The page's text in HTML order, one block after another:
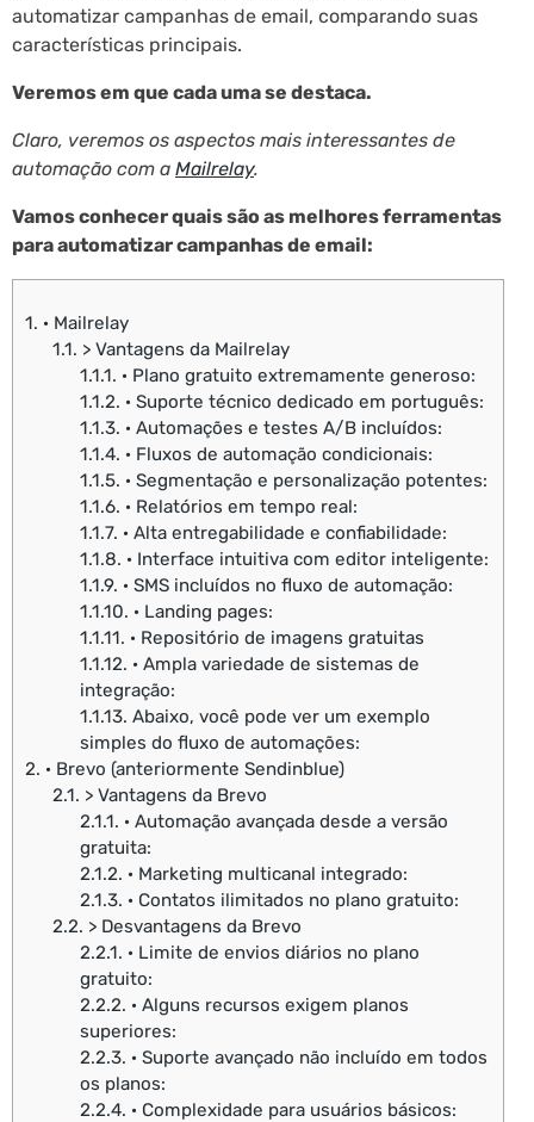
automatizar campanhas de email, comparando suas
características principais.
Veremos em que cada uma se destaca.
Claro, veremos os aspectos mais interessantes de
automação com a Mailrelay.
Vamos conhecer quais são as melhores ferramentas
para automatizar campanhas de email:
1. · Mailrelay
1.1. > Vantagens da Mailrelay
1.1.1. · Plano gratuito extremamente generoso:
1.1.2. · Suporte técnico dedicado em português:
1.1.3. · Automações e testes A/B incluídos:
1.1.4. · Fluxos de automação condicionais:
1.1.5. · Segmentação e personalização potentes:
1.1.6. · Relatórios em tempo real:
1.1.7. · Alta entregabilidade e confiabilidade:
1.1.8. · Interface intuitiva com editor inteligente:
1.1.9. · SMS incluídos no fluxo de automação:
1.1.10. · Landing pages:
1.1.11. · Repositório de imagens gratuitas
1.1.12. · Ampla variedade de sistemas de
integração:
1.1.13. Abaixo, você pode ver um exemplo
simples do fluxo de automações:
2. · Brevo (anteriormente Sendinblue)
2.1. > Vantagens da Brevo
2.1.1. · Automação avançada desde a versão
gratuita:
2.1.2. · Marketing multicanal integrado:
2.1.3. · Contatos ilimitados no plano gratuito:
2.2. > Desvantagens da Brevo
2.2.1. · Limite de envios diários no plano
gratuito:
2.2.2. · Alguns recursos exigem planos
superiores:
2.2.3. · Suporte avançado não incluído em todos
os planos:
2.2.4. · Complexidade para usuários básicos: